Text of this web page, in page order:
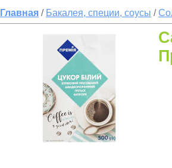
Главная / Бакалея, специи, соусы /